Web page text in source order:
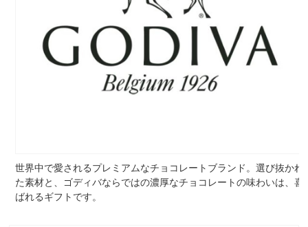
世界中で愛されるプレミアムなチョコレートブランド。選び抜かれ
た素材と、ゴディバならではの濃厚なチョコレートの味わいは、喜
ばれるギフトです。